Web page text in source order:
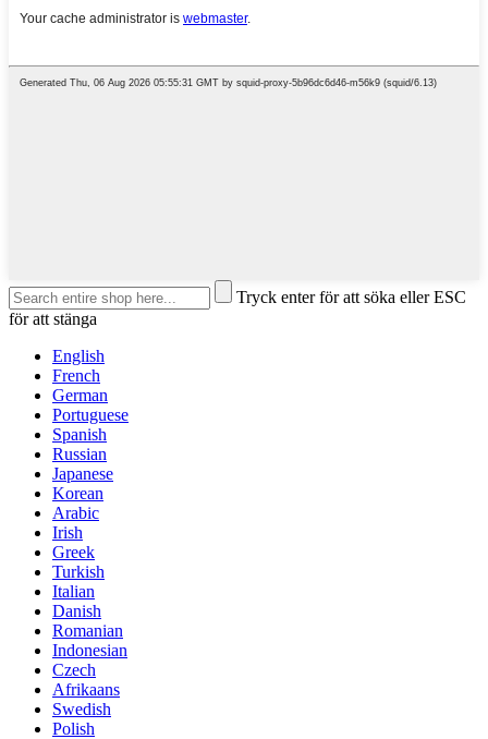
Tryck enter för att söka eller ESC
för att stänga
English
French
German
Portuguese
Spanish
Russian
Japanese
Korean
Arabic
Irish
Greek
Turkish
Italian
Danish
Romanian
Indonesian
Czech
Afrikaans
Swedish
Polish